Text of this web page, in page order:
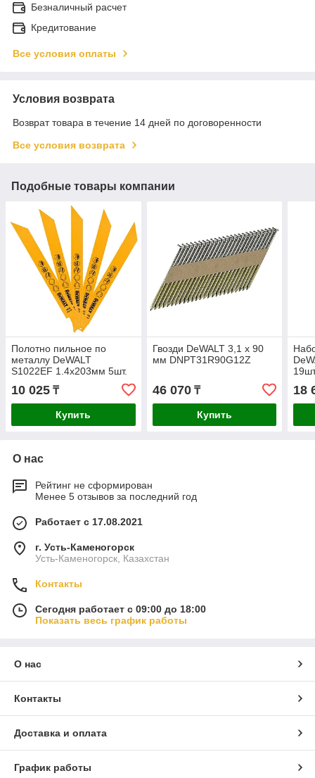
Безналичный расчет
Кредитование
Все условия оплаты
Условия возврата
Возврат товара в течение 14 дней по договоренности
Все условия возврата
Подобные товары компании
Полотно пильное по
металлу DeWALT
S1022EF 1.4х203мм 5шт.
DT2354-QZ
10 025 ₸
Купить
Гвозди DeWALT 3,1 x 90
мм DNPT31R90G12Z
46 070₸
Купить
18
О нас
Рейтинг не сформирован
Менее 5 отзывов за последний год
Работает с 17.08.2021
г. Усть-Каменогорск
Усть-Каменогорск, Казахстан
Контакты
Сегодня работает с 09:00 до 18:00
Показать весь график работы
О нас
Контакты
Доставка и оплата
График работы